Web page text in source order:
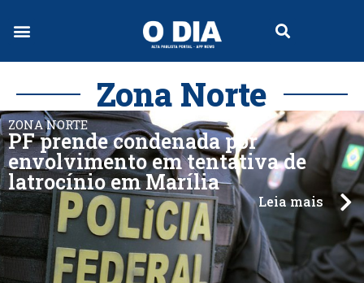
Zona Norte
ZONA NORTE
PF prende condenada por
envolvimento em tentativa de
latrocínio em Marília
Leia mais